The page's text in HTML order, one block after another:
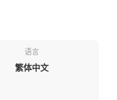
语言
繁体中文